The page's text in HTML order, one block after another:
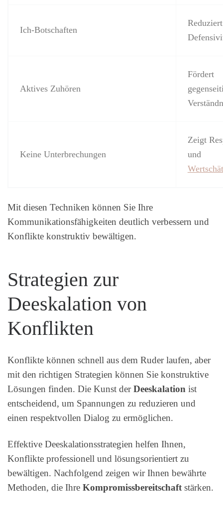
Ich-Botschaften
Reduziert
Aktives Zuhören
Fördert
Keine Unterbrechungen
Zeigt
und
Mit diesen Techniken können Sie Ihre
Kommunikationsfähigkeiten deutlich verbessern und
Konflikte konstruktiv bewältigen.
Strategien zur
Deeskalation von
Konflikten
Konflikte können schnell aus dem Ruder laufen, aber
mit den richtigen Strategien können Sie konstruktive
Lösungen finden. Die Kunst derDeeskalation ist
entscheidend, um Spannungen zu reduzieren und
einen respektvollen Dialog zu ermöglichen.
Effektive Deeskalationsstrategien helfen Ihnen,
Konflikte professionell und lösungsorientiert zu
bewältigen. Nachfolgend zeigen wir Ihnen bewährte
Methoden, die Ihre Kompromissbereitschaftstärken.